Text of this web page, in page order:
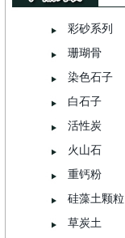
彩砂系列
珊瑚骨
染色石子
白石子
活性炭
火山石
重钙粉
硅藻土颗粒
草炭土